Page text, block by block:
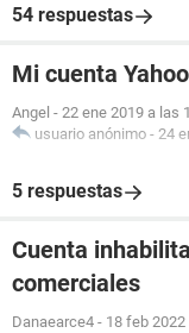
54 respuestas
Mi cuenta
Angel - 22 ene 2019 a las
usuario anónimo - 24
5 respuestas
Cuenta
comerciales
Danaearce4 - 18 feb